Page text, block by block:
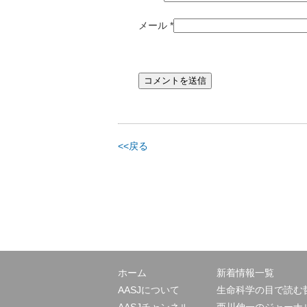
メール *
<<戻る
ホーム
AASJについて
新着情報一覧
生命科学の目で読む